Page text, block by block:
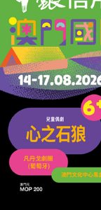
開啟優質投資移民
暖助樓市熬過寒冬
16/12/2024